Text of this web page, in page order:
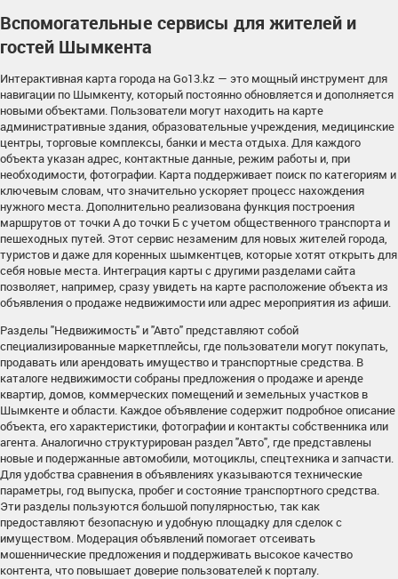
Вспомогательные сервисы для жителей и
гостей Шымкента
Интерактивная карта города на Go13.kz — это мощный инструмент для
навигации по Шымкенту, который постоянно обновляется и дополняется
новыми объектами. Пользователи могут находить на карте
административные здания, образовательные учреждения, медицинские
центры, торговые комплексы, банки и места отдыха. Для каждого
объекта указан адрес, контактные данные, режим работы и, при
необходимости, фотографии. Карта поддерживает поиск по категориям и
ключевым словам, что значительно ускоряет процесс нахождения
нужного места. Дополнительно реализована функция построения
маршрутов от точки А до точки Б с учетом общественного транспорта и
пешеходных путей. Этот сервис незаменим для новых жителей города,
туристов и даже для коренных шымкентцев, которые хотят открыть для
себя новые места. Интеграция карты с другими разделами сайта
позволяет, например, сразу увидеть на карте расположение объекта из
объявления о продаже недвижимости или адрес мероприятия из афиши.
Разделы "Недвижимость" и "Авто" представляют собой
специализированные маркетплейсы, где пользователи могут покупать,
продавать или арендовать имущество и транспортные средства. В
каталоге недвижимости собраны предложения о продаже и аренде
квартир, домов, коммерческих помещений и земельных участков в
Шымкенте и области. Каждое объявление содержит подробное описание
объекта, его характеристики, фотографии и контакты собственника или
агента. Аналогично структурирован раздел "Авто", где представлены
новые и подержанные автомобили, мотоциклы, спецтехника и запчасти.
Для удобства сравнения в объявлениях указываются технические
параметры, год выпуска, пробег и состояние транспортного средства.
Эти разделы пользуются большой популярностью, так как
предоставляют безопасную и удобную площадку для сделок с
имуществом. Модерация объявлений помогает отсеивать
мошеннические предложения и поддерживать высокое качество
контента, что повышает доверие пользователей к порталу.